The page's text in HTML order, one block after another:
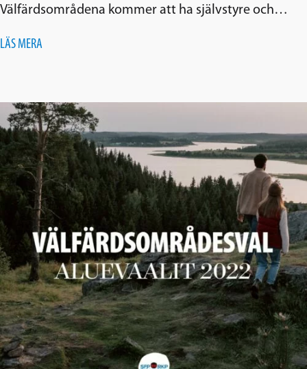
Välfärdsområdena kommer att ha självstyre och…
LÄS MERA